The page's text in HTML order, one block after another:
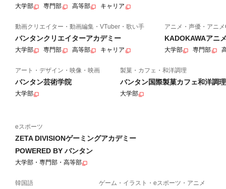
大学部 専門部 高等部 キャリア
動画クリエイター・動画編集・VTuber・歌い手
バンタンクリエイターアカデミー
大学部 専門部 高等部 キャリア
アニメ・声優・アニ
KADOKAWAアニ
大学部 専門部
アート・デザイン・映像・映画
バンタン芸術学院
大学部
製菓・カフェ・和洋調理
バンタン国際製菓カフェ和洋調
大学部
eスポーツ
ZETA DIVISIONゲーミングアカデミー
POWERED BY バンタン
大学部・専門部・高等部
韓国語 ゲーム・イラスト・eスポーツ・アニメ